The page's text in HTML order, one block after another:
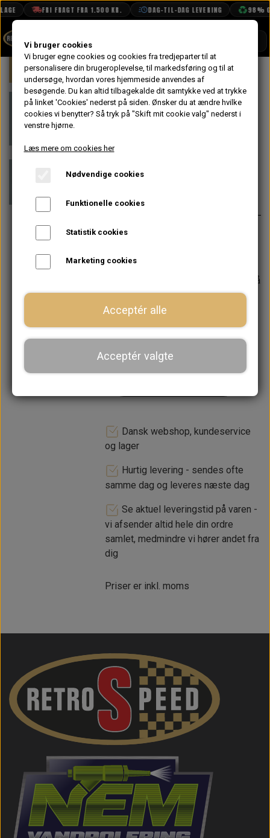
FRI FRAGT FRA 1.500 KR. DAG-TIL-DAG LEVERING 98%
BOOK TID
PROJEKTER
TEKNISK DATA
VANDPOLERING
Forside Mini Karrosseri Døre
Skrue til Træ
Vinduesoprul
4,80 kr.
Varenummer: G285
Passer KUN til Håndtag til
Varen er på
lager. 1-2 dages leveringstid
− +
LÆG I KURV
Dansk webshop, kundeservice
og lager
Hurtig levering - sendes ofte
samme dag og leveres næste dag
Se aktuel leveringstid på varen -
vi afsender altid hele din ordre
samlet, medmindre vi hører andet fra
dig
Priser er inkl. moms
Vi bruger cookies
Vi bruger egne cookies og cookies fra tredjeparter til at
personalisere din brugeroplevelse, til markedsføring og til at
undersøge, hvordan vores hjemmeside anvendes af
besøgende. Du kan altid tilbagekalde dit samtykke ved at trykke
på linket 'Cookies' nederst på siden. Ønsker du at ændre hvilke
cookies vi benytter? Så tryk på "Skift mit cookie valg" nederst i
venstre hjørne.
Læs mere om cookies her
Nødvendige cookies
Funktionelle cookies
Statistik cookies
Marketing cookies
Acceptér alle
Acceptér valgte